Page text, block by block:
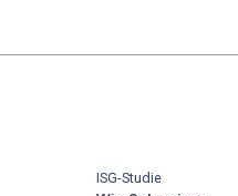
ISG-Studie